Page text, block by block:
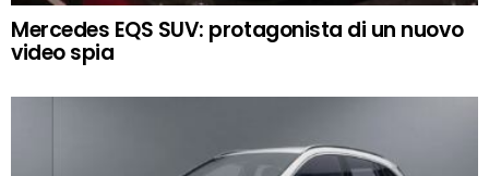
Mercedes EQS SUV: protagonista di un nuovo
video spia